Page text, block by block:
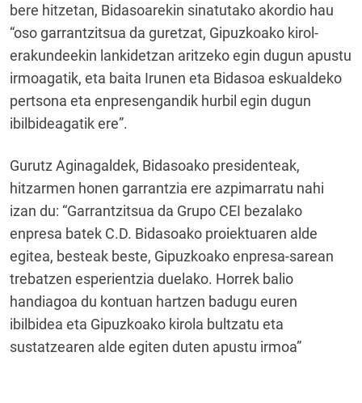
bere hitzetan, Bidasoarekin sinatutako akordio hau
“oso garrantzitsua da guretzat, Gipuzkoako kirol-
erakundeekin lankidetzan aritzeko egin dugun apustu
irmoagatik, eta baita Irunen eta Bidasoa eskualdeko
pertsona eta enpresengandik hurbil egin dugun
ibilbideagatik ere”.
Gurutz Aginagaldek, Bidasoako presidenteak,
hitzarmen honen garrantzia ere azpimarratu nahi
izan du: “Garrantzitsua da Grupo CEI bezalako
enpresa batek C.D. Bidasoako proiektuaren alde
egitea, besteak beste, Gipuzkoako enpresa-sarean
trebatzen esperientzia duelako. Horrek balio
handiagoa du kontuan hartzen badugu euren
ibilbidea eta Gipuzkoako kirola bultzatu eta
sustatzearen alde egiten duten apustu irmoa”